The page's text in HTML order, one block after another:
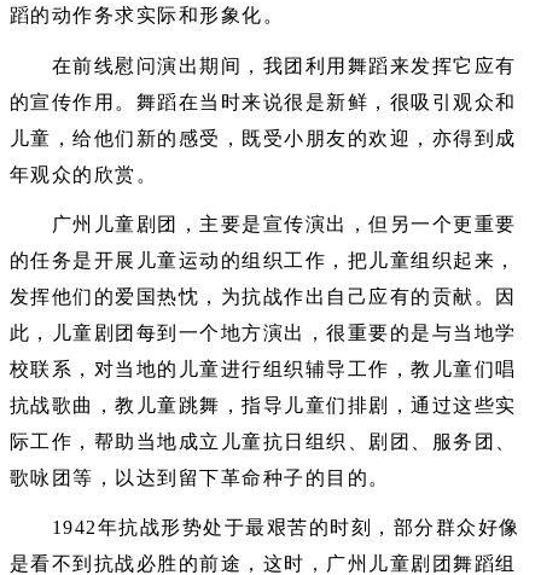
蹈的动作务求实际和形象化。
在前线慰问演出期间，我团利用舞蹈来发挥它应有
的宣传作用。舞蹈在当时来说很是新鲜，很吸引观众和
儿童，给他们新的感受，既受小朋友的欢迎，亦得到成
年观众的欣赏。
广州儿童剧团，主要是宣传演出，但另一个更重要
的任务是开展儿童运动的组织工作，把儿童组织起来，
发挥他们的爱国热忱，为抗战作出自己应有的贡献。因
此，儿童剧团每到一个地方演出，很重要的是与当地学
校联系，对当地的儿童进行组织辅导工作，教儿童们唱
抗战歌曲，教儿童跳舞，指导儿童们排剧，通过这些实
际工作，帮助当地成立儿童抗日组织、剧团、服务团、
歌咏团等，以达到留下革命种子的目的。
1942年抗战形势处于最艰苦的时刻，部分群众好像
是看不到抗战必胜的前途，这时，广州儿童剧团舞蹈组